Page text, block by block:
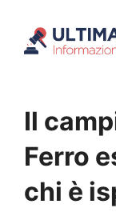
Il
Ferro
chi è